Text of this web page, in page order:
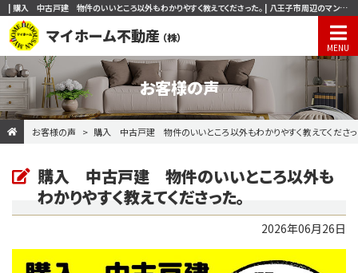
| 購入 中古戸建 物件のいいところ以外もわかりやすく教えてくださった。 | 八王子市周辺のマンション、一戸建て、土地の購入・売却ならマイホーム不動産株式会社
マイホーム不動産（株）
お客様の声
お客様の声 購入 中古戸建 物件のいいところ以外もわかりやすく教えてくださっ
購入 中古戸建 物件のいいところ以外も
わかりやすく教えてくださった。
2026年06月26日